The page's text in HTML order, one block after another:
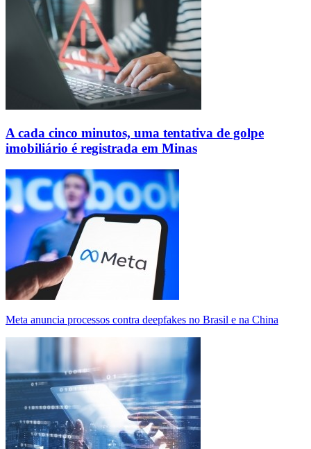
A cada cinco minutos, uma tentativa de golpe
imobiliário é registrada em Minas
Meta anuncia processos contra deepfakes no Brasil e na China